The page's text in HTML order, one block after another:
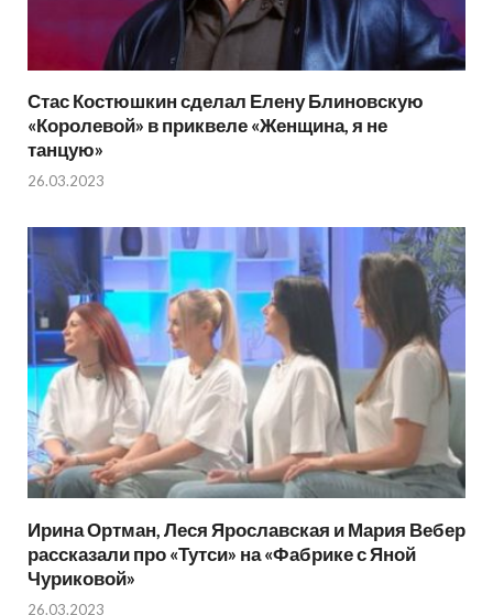
Стас Костюшкин сделал Елену Блиновскую
«Королевой» в приквеле «Женщина, я не
танцую»
26.03.2023
Ирина Ортман, Леся Ярославская и Мария Вебер
рассказали про «Тутси» на «Фабрике с Яной
Чуриковой»
26.03.2023